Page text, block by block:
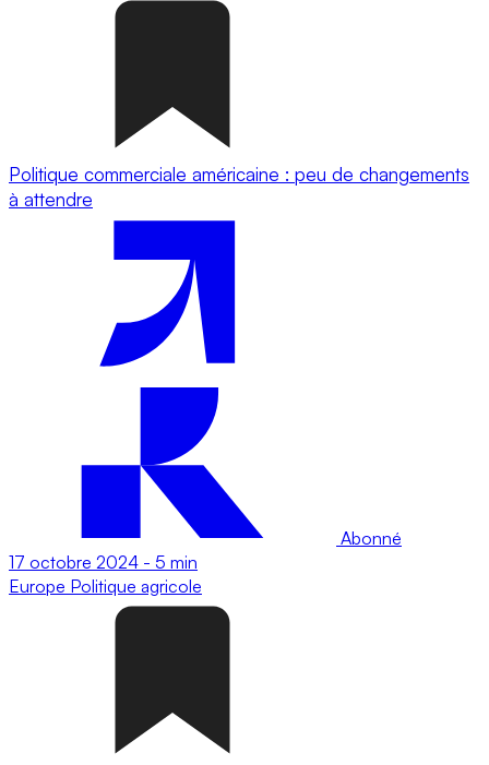
Politique commerciale américaine : peu de changements
à attendre
Abonné
17 octobre 2024 - 5 min
Europe Politique agricole